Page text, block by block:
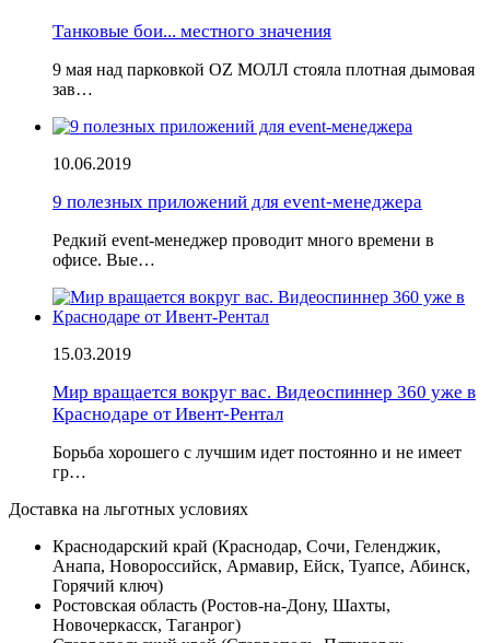
Танковые бои... местного значения
9 мая над парковкой OZ МОЛЛ стояла плотная дымовая
зав…
10.06.2019
9 полезных приложений для event-менеджера
Редкий event-менеджер проводит много времени в
офисе. Вые…
15.03.2019
Мир вращается вокруг вас. Видеоспиннер 360 уже в
Краснодаре от Ивент-Рентал
Борьба хорошего с лучшим идет постоянно и не имеет
гр…
Доставка на льготных условиях
Краснодарский край (Краснодар, Сочи, Геленджик,
Анапа, Новороссийск, Армавир, Ейск, Туапсе, Абинск,
Горячий ключ)
Ростовская область (Ростов-на-Дону, Шахты,
Новочеркасск, Таганрог)